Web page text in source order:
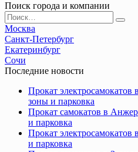
Поиск города и компании
Search
for:
Москва
Санкт-Петербург
Екатеринбург
Сочи
Последние новости
Прокат
зоны и парковка
Прокат самокатов в
и парковка
Прокат
и парковка